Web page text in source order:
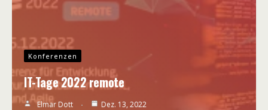
Konferenzen
IT-Tage 2022 remote
Elmar Dott Dez. 13, 2022